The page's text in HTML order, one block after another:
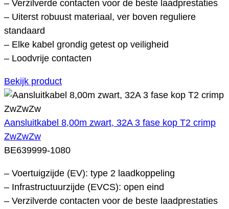
– Verzilverde contacten voor de beste laadprestaties
– Uiterst robuust materiaal, ver boven reguliere
standaard
– Elke kabel grondig getest op veiligheid
– Loodvrije contacten
Bekijk product
Aansluitkabel 8,00m zwart, 32A 3 fase kop T2 crimp
ZwZwZw
BE639999-1080
– Voertuigzijde (EV): type 2 laadkoppeling
– Infrastructuurzijde (EVCS): open eind
– Verzilverde contacten voor de beste laadprestaties